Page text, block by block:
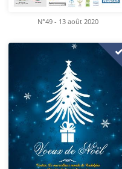
N°49 - 13 août 2020